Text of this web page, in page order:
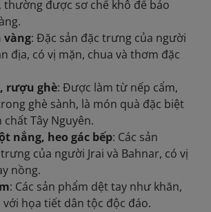
được sơ chế khô để bảo
vàng: Đặc sản đặc trưng của người
địa, có vị mặn, chua và thơm đặc
rượu ghè: Được làm từ nếp cẩm,
ghè sành, là món quà đặc biệt
chất Tây Nguyên.
nắng, heo gác bếp: Các sản
của người Jrai và Bahnar, có vị
nồng.
: Các sản phẩm dệt tay như khăn,
với họa tiết dân tộc độc đáo.